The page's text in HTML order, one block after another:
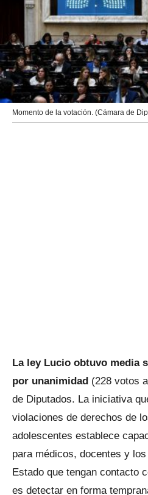
Momento de la votación. (Cámara de
La ley Lucio obtuvo media
por unanimidad (228 votos
de Diputados. La iniciativa
violaciones de derechos de
adolescentes establece
para médicos, docentes y
Estado que tengan contacto
es detectar en forma